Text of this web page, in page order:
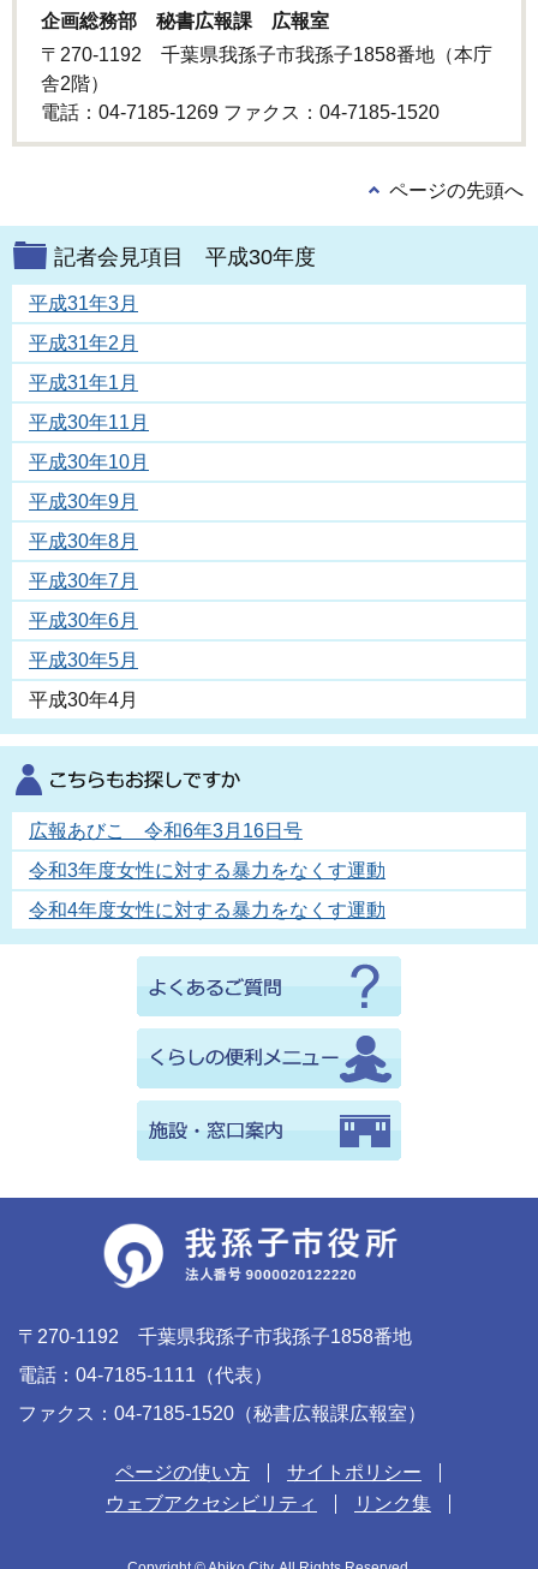
企画総務部 秘書広報課 広報室
〒270-1192 千葉県我孫子市我孫子1858番地（本庁
舎2階）
電話：04-7185-1269 ファクス：04-7185-1520
ページの先頭へ
記者会見項目 平成30年度
平成31年3月
平成31年2月
平成31年1月
平成30年11月
平成30年10月
平成30年9月
平成30年8月
平成30年7月
平成30年6月
平成30年5月
平成30年4月
広報あびこ 令和6年3月16日号
令和3年度女性に対する暴力をなくす運動
令和4年度女性に対する暴力をなくす運動
〒270-1192 千葉県我孫子市我孫子1858番地
電話：04-7185-1111（代表）
ファクス：04-7185-1520（秘書広報課広報室）
ページの使い方
サイトポリシー
ウェブアクセシビリティ
リンク集